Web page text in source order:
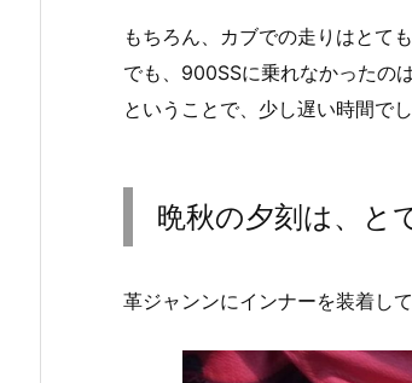
もちろん、カブでの走りはとて
でも、900SSに乗れなかったの
ということで、少し遅い時間で
晩秋の夕刻は、と
革ジャンンにインナーを装着し